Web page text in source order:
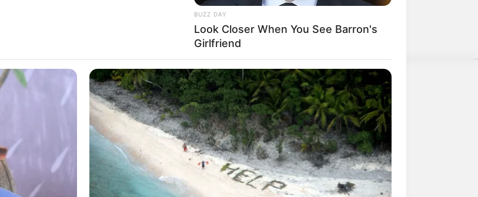
und Generäle mit Knüppeln gegenseitig erschlagen würden, statt mit ihren
zu ermorden?
weitere Kalauer
& Kontakt
Quermania werben
BUZZ DAY
Look Closer When You See Barron's
Girlfriend